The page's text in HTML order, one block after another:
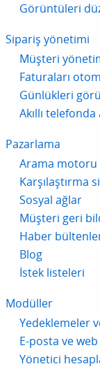
Görüntüleri
Sipariş yönetimi
Müşteri
Faturaları
Günlükleri
Akıllı
Pazarlama
Arama
Karşılaştırma
Sosyal ağlar
Müşteri geri
Haber
Blog
İstek listeleri
Modüller
Yedeklemeler
E-posta ve web
Yönetici